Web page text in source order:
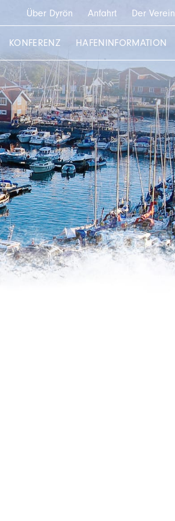
Über Dyrön Anfahrt Der Verein
KONFERENZ HAFENINFORMATION